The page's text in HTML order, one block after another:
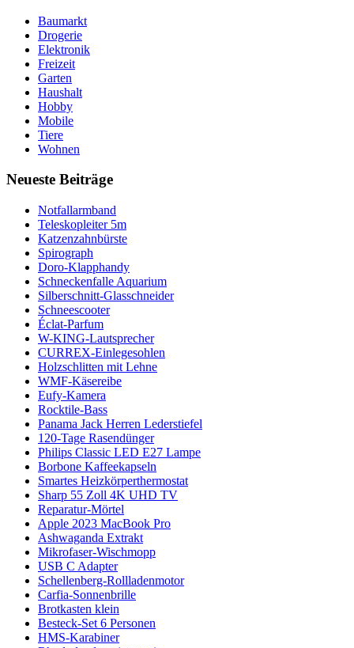
Baumarkt
Drogerie
Elektronik
Freizeit
Garten
Haushalt
Hobby
Mobile
Tiere
Wohnen
Neueste Beiträge
Notfallarmband
Teleskopleiter 5m
Katzenzahnbürste
Spirograph
Doro-Klapphandy
Schneckenfalle Aquarium
Silberschnitt-Glasschneider
Schneescooter
Éclat-Parfum
W-KING-Lautsprecher
CURREX-Einlegesohlen
Holzschlitten mit Lehne
WMF-Käsereibe
Eufy-Kamera
Rocktile-Bass
Panama Jack Herren Lederstiefel
120-Tage Rasendünger
Philips Classic LED E27 Lampe
Borbone Kaffeekapseln
Smartes Heizkörperthermostat
Sharp 55 Zoll 4K UHD TV
Reparatur-Mörtel
Apple 2023 MacBook Pro
Ashwaganda Extrakt
Mikrofaser-Wischmopp
USB C Adapter
Schellenberg-Rollladenmotor
Carfia-Sonnenbrille
Brotkasten klein
Besteck-Set 6 Personen
HMS-Karabiner